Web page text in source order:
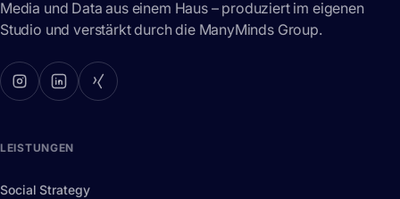
Media und Data aus einem Haus – produziert im eigenen
Studio und verstärkt durch die ManyMinds Group.
LEISTUNGEN
Social Strategy